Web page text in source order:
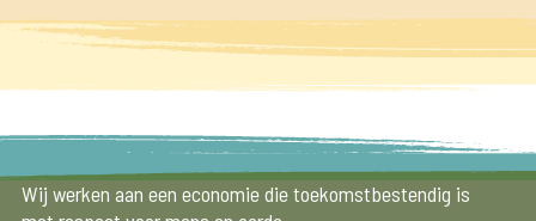
Wij werken aan een economie die toekomstbestendig is